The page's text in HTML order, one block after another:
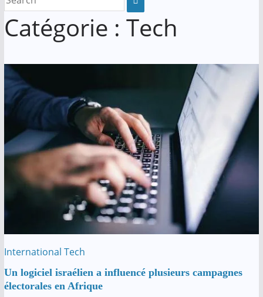
Catégorie : Tech
International Tech
Un logiciel israélien a influencé plusieurs campagnes
électorales en Afrique